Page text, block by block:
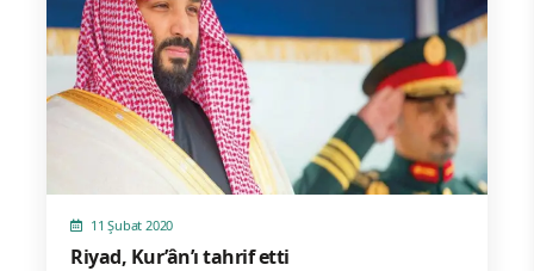
11 Şubat 2020
Riyad, Kur’ân’ı tahrif etti